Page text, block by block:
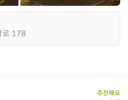
로 178
추천해요